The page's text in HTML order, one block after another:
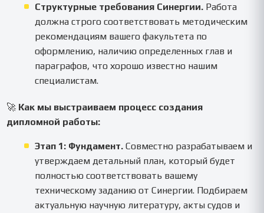
Структурные требования Синергии. Работа
должна строго соответствовать методическим
рекомендациям вашего факультета по
оформлению, наличию определенных глав и
параграфов, что хорошо известно нашим
специалистам.
🚀 Как мы выстраиваем процесс создания
дипломной работы:
Этап 1: Фундамент. Совместно разрабатываем и
утверждаем детальный план, который будет
полностью соответствовать вашему
техническому заданию от Синергии. Подбираем
актуальную научную литературу, акты судов и